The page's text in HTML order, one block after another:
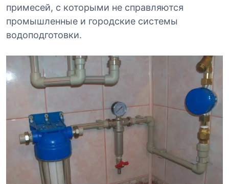
примесей, с которыми не справляются
промышленные и городские системы
водоподготовки.